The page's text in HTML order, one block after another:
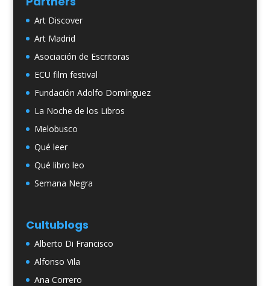
Art Discover
Art Madrid
Asociación de Escritoras
ECU film festival
Fundación Adolfo Domínguez
La Noche de los Libros
Melobusco
Qué leer
Qué libro leo
Semana Negra
Cultublogs
Alberto Di Francisco
Alfonso Vila
Ana Correro